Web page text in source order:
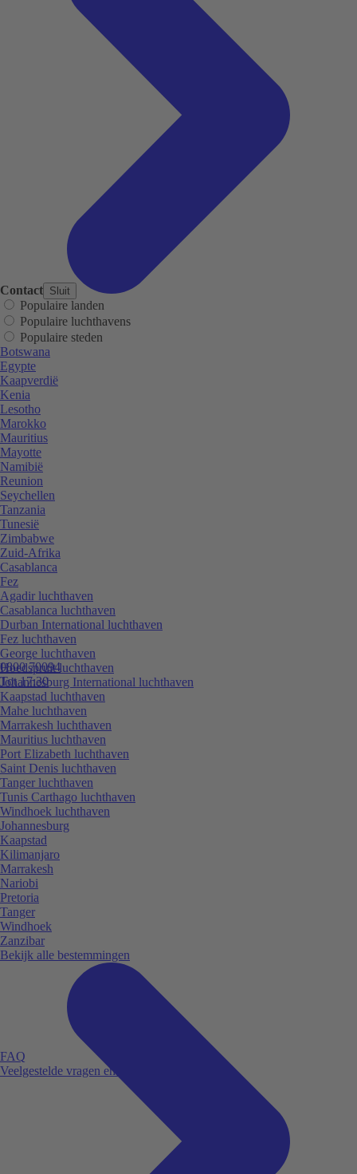
Contact Sluit
0800 70094
Tot 17:30
FAQ
Veelgestelde vragen en antwoorden.
Populaire landen
Populaire luchthavens
Populaire steden
Botswana
Egypte
Kaapverdië
Kenia
Lesotho
Marokko
Mauritius
Mayotte
Namibië
Reunion
Seychellen
Tanzania
Tunesië
Zimbabwe
Zuid-Afrika
Casablanca
Fez
Agadir luchthaven
Casablanca luchthaven
Durban International luchthaven
Fez luchthaven
George luchthaven
Hoedspruit luchthaven
Johannesburg International luchthaven
Kaapstad luchthaven
Mahe luchthaven
Marrakesh luchthaven
Mauritius luchthaven
Port Elizabeth luchthaven
Saint Denis luchthaven
Tanger luchthaven
Tunis Carthago luchthaven
Windhoek luchthaven
Johannesburg
Kaapstad
Kilimanjaro
Marrakesh
Nariobi
Pretoria
Tanger
Windhoek
Zanzibar
Bekijk alle bestemmingen